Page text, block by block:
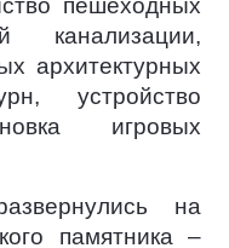
пешеходных
архитектурных
устройство
игровых
на
памятника –